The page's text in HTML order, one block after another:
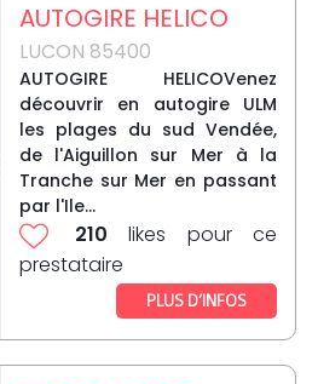
AUTOGIRE HELICO
LUCON 85400
AUTOGIRE HELICOVenez
découvrir en autogire ULM
les plages du sud Vendée,
de l'Aiguillon sur Mer à la
Tranche sur Mer en passant
par l'Ile...
210 likes pour ce
prestataire
PLUS D’INFOS